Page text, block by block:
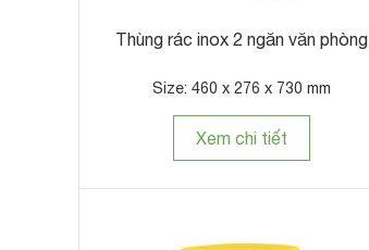
Thùng rác inox 2 ngăn văn phòng
Size: 460 x 276 x 730 mm
Xem chi tiết